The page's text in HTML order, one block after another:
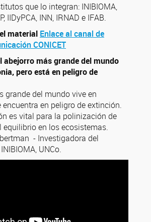
que lo integran: INIBIOMA,
IIDyPCA, INN, IRNAD e IFAB.
material Enlace al canal de
CONICET
abejorro más grande del mundo
pero está en peligro de
grande del mundo vive en
en peligro de extinción.
es vital para la polinización de
equilibrio en los ecosistemas.
- Investigadora del
UNCo.